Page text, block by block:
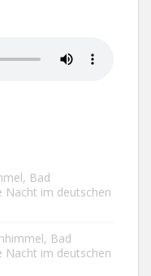
Bad
Nacht im deutschen
Bad
Nacht im deutschen